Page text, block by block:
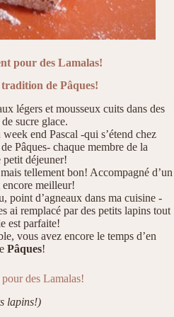
pour des Lamalas!
tradition de Pâques!
légers et mousseux cuits dans des
sucre glace.
end Pascal -qui s’étend chez
Pâques- chaque membre de la
petit déjeuner!
tellement bon! Accompagné d’un
encore meilleur!
point d’agneaux dans ma cuisine -
ai remplacé par des petits lapins tout
est parfaite!
vous avez encore le temps d’en
Pâques!
des Lamalas!
lapins!)